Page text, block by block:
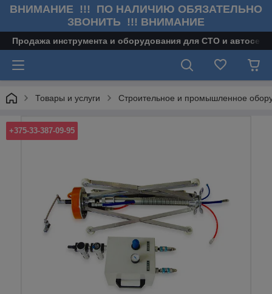
ВНИМАНИЕ !!! ПО НАЛИЧИЮ ОБЯЗАТЕЛЬНО
ЗВОНИТЬ !!! ВНИМАНИЕ
Продажа инструмента и оборудования для СТО и
Товары и услуги Строительное и промышленное
+375-33-387-09-95